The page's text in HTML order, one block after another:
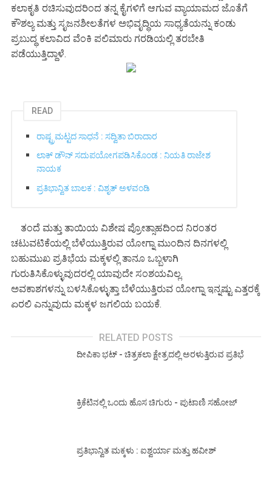
ಕಲಾಕೃತಿ ರಚಿಸುವುದರಿಂದ ತನ್ನ ಕೈಗಳಿಗೆ ಆಗುವ ವ್ಯಾಯಾಮದ ಜೊತೆಗೆ
ಕೌಶಲ್ಯ ಮತ್ತು ಸೃಜನಶೀಲತೆಗಳ ಅಭಿವೃದ್ಧಿಯ ಸಾಧ್ಯತೆಯನ್ನು ಕಂಡು
ಪ್ರಬುದ್ಧ ಕಲಾವಿದ ವೆಂಕಿ ಪಲಿಮಾರು ಗರಡಿಯಲ್ಲಿ ತರಬೇತಿ
ಪಡೆಯುತ್ತಿದ್ದಾಳೆ.
READ
ರಾಷ್ಟ್ರಮಟ್ಟದ ಸಾಧನೆ : ಸದ್ವಿತಾ ಬಿರಾದಾರ
ಲಾಕ್ ಡೌನ್ ಸದುಪಯೋಗಪಡಿಸಿಕೊಂಡ : ನಿಯತಿ ರಾಜೇಶ
ನಾಯಕ
ಪ್ರತಿಭಾನ್ವಿತ ಬಾಲಕ : ವಿಶೃತ್ ಅಳವಂಡಿ
ತಂದೆ ಮತ್ತು ತಾಯಿಯ ವಿಶೇಷ ಪ್ರೋತ್ಸಾಹದಿಂದ ನಿರಂತರ
ಚಟುವಟಿಕೆಯಲ್ಲಿ ಬೆಳೆಯುತ್ತಿರುವ ಯೋಗ್ನಾ ಮುಂದಿನ ದಿನಗಳಲ್ಲಿ
ಬಹುಮುಖ ಪ್ರತಿಭೆಯ ಮಕ್ಕಳಲ್ಲಿ ತಾನೂ ಒಬ್ಬಳಾಗಿ
ಗುರುತಿಸಿಕೊಳ್ಳುವುದರಲ್ಲಿ ಯಾವುದೇ ಸಂಶಯವಿಲ್ಲ.
ಅವಕಾಶಗಳನ್ನು ಬಳಸಿಕೊಳ್ಳುತ್ತಾ ಬೆಳೆಯುತ್ತಿರುವ ಯೋಗ್ನಾ ಇನ್ನಷ್ಟು ಎತ್ತರಕ್ಕೆ
ಏರಲಿ ಎನ್ನುವುದು ಮಕ್ಕಳ ಜಗಲಿಯ ಬಯಕೆ.
RELATED POSTS
ದೀಪಿಕಾ ಭಟ್ - ಚಿತ್ರಕಲಾ ಕ್ಷೇತ್ರದಲ್ಲಿ ಅರಳುತ್ತಿರುವ ಪ್ರತಿಭೆ
ಕ್ರಿಕೆಟಿನಲ್ಲಿ ಒಂದು ಹೊಸ ಚಿಗುರು - ಪುಟಾಣಿ ಸಹೋಜ್
ಪ್ರತಿಭಾನ್ವಿತ ಮಕ್ಕಳು : ಐಶ್ವರ್ಯಾ ಮತ್ತು ಹವೀಶ್